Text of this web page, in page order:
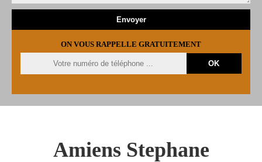
ON VOUS RAPPELLE GRATUITEMENT
Amiens Stephane